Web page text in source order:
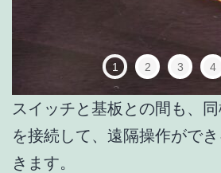
1 2 3 4
スイッチと基板との間も、
を接続して、遠隔操作がで
きます。